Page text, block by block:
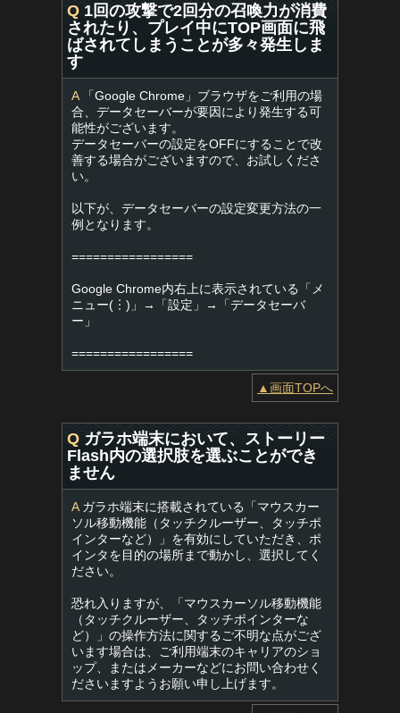
Q 1回の攻撃で2回分の召喚力が消費
されたり、プレイ中にTOP画面に飛
ばされてしまうことが多々発生しま
す
A「Google Chrome」ブラウザをご利用の場
合、データセーバーが要因により発生する可
能性がございます。
データセーバーの設定をOFFにすることで改
善する場合がございますので、お試しくださ
い。
以下が、データセーバーの設定変更方法の一
例となります。
=================
Google Chrome内右上に表示されている「メ
ニュー(︙)」→「設定」→「データセーバ
ー」
=================
▲画面TOPへ
Q ガラホ端末において、ストーリー
Flash内の選択肢を選ぶことができ
ません
Aガラホ端末に搭載されている「マウスカー
ソル移動機能（タッチクルーザー、タッチポ
インターなど）」を有効にしていただき、ポ
インタを目的の場所まで動かし、選択してく
ださい。
恐れ入りますが、「マウスカーソル移動機能
（タッチクルーザー、タッチポインターな
ど）」の操作方法に関するご不明な点がござ
います場合は、ご利用端末のキャリアのショ
ップ、またはメーカーなどにお問い合わせく
ださいますようお願い申し上げます。